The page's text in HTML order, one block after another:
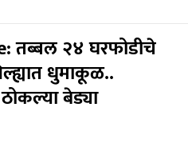
तब्बल २४ घरफोडीचे
धुमाकूळ..
बेड्या